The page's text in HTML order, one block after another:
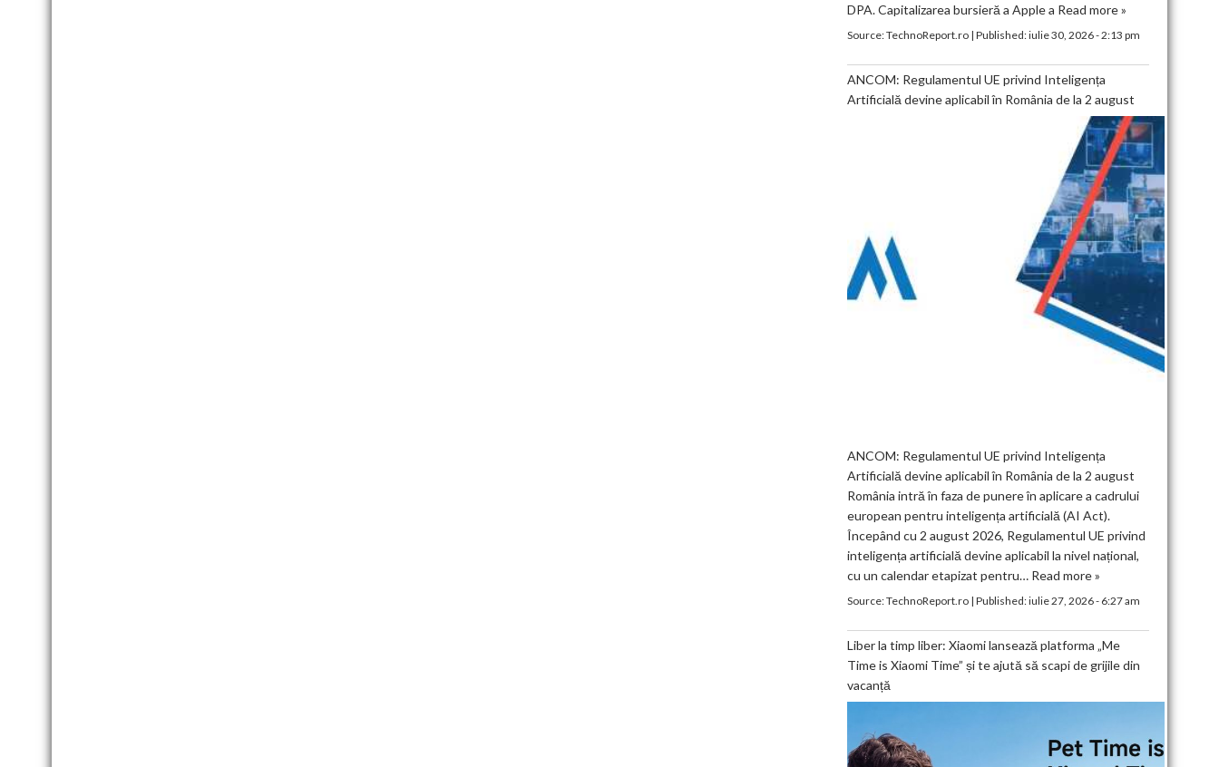
DPA. Capitalizarea bursieră a Apple a Read more »
Source:TechnoReport.ro| Published:iulie 30, 2026 - 2:13 pm
ANCOM: Regulamentul UE privind Inteligența
Artificială devine aplicabil în România de la 2 august
ANCOM: Regulamentul UE privind Inteligența
Artificială devine aplicabil în România de la 2 august
România intră în faza de punere în aplicare a cadrului
european pentru inteligența artificială (AI Act).
Începând cu 2 august 2026, Regulamentul UE privind
inteligența artificială devine aplicabil la nivel național,
cu un calendar etapizat pentru… Read more »
Source:TechnoReport.ro| Published:iulie 27, 2026 - 6:27 am
Liber la timp liber: Xiaomi lansează platforma „Me
Time is Xiaomi Time” și te ajută să scapi de grijile din
vacanță